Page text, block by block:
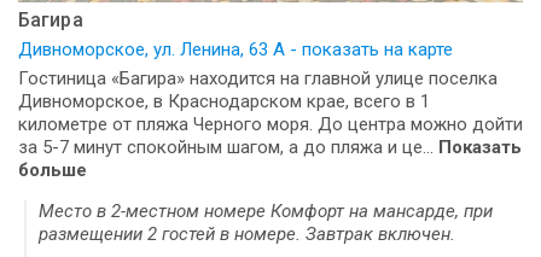
Багира
Дивноморское, ул. Ленина, 63 А - показать на карте
Гостиница «Багира» находится на главной улице поселка
Дивноморское, в Краснодарском крае, всего в 1
километре от пляжа Черного моря. До центра можно дойти
за 5-7 минут спокойным шагом, а до пляжа и це... Показать
больше
Место в 2-местном номере Комфорт на мансарде, при
размещении 2 гостей в номере. Завтрак включен.